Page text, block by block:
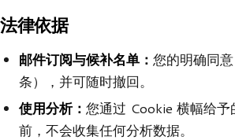
法律依据
邮件订阅与候补名单： 您的明确同
条），并可随时撤回。
使用分析： 您通过 Cookie 横幅给予
前，不会收集任何分析数据。